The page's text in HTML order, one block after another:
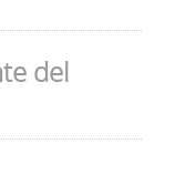
del